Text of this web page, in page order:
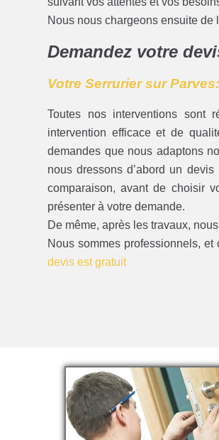
Nous nous chargeons ensuite de
Demandez votre
Votre Serrurier sur
Toutes nos interventions sont
intervention efficace et de
demandes que nous adaptons
nous dressons d’abord un
comparaison, avant de choisir
présenter à votre demande.
De même, après les travaux,
Nous sommes professionnels,
devis est gratuit